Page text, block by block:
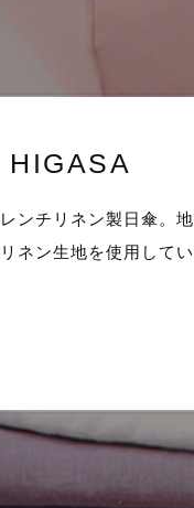
HIGASA
ンチリネン製日傘。
ネン生地を使用して